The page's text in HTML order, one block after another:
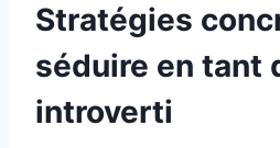
Stratégies
séduire en tant
introverti